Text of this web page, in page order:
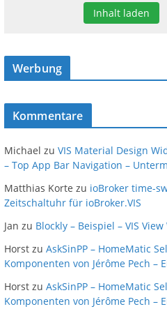
Inhalt laden
Werbung
Kommentare
Michael zu VIS Material Design
– Top App Bar Navigation –
Matthias Korte zu ioBroker time-
Zeitschaltuhr für ioBroker.VIS
Jan zu Blockly – Beispiel – VIS View
Horst zu AskSinPP – HomeMatic
Komponenten von Jérôme Pech –
Horst zu AskSinPP – HomeMatic
Komponenten von Jérôme Pech –